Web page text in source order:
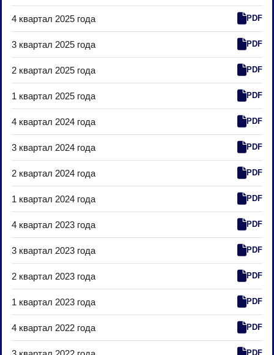
4 квартал 2025 года PDF
3 квартал 2025 года PDF
2 квартал 2025 года PDF
1 квартал 2025 года PDF
4 квартал 2024 года PDF
3 квартал 2024 года PDF
2 квартал 2024 года PDF
1 квартал 2024 года PDF
4 квартал 2023 года PDF
3 квартал 2023 года PDF
2 квартал 2023 года PDF
1 квартал 2023 года PDF
4 квартал 2022 года PDF
PDF